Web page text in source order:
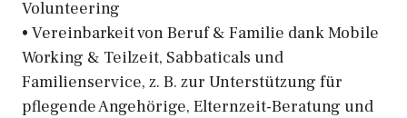
Volunteering
• Vereinbarkeit von Beruf & Familie dank Mobile
Working & Teilzeit, Sabbaticals und
Familienservice, z. B. zur Unterstützung für
pflegende Angehörige, Elternzeit-Beratung und